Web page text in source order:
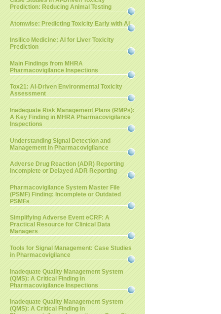
Prediction: Reducing Animal Testing
Atomwise: Predicting Toxicity Early with AI
Insilico Medicine: AI for Liver Toxicity
Prediction
Main Findings from MHRA
Pharmacovigilance Inspections
Tox21: AI-Driven Environmental Toxicity
Assessment
Inadequate Risk Management Plans (RMPs):
A Key Finding in MHRA Pharmacovigilance
Inspections
Understanding Signal Detection and
Management in Pharmacovigilance
Adverse Drug Reaction (ADR) Reporting
Incomplete or Delayed ADR Reporting
Pharmacovigilance System Master File
(PSMF) Finding: Incomplete or Outdated
PSMFs
Simplifying Adverse Event eCRF: A
Practical Resource for Clinical Data
Managers
Tools for Signal Management: Case Studies
in Pharmacovigilance
Inadequate Quality Management System
(QMS): A Critical Finding in
Pharmacovigilance Inspections
Inadequate Quality Management System
(QMS): A Critical Finding in